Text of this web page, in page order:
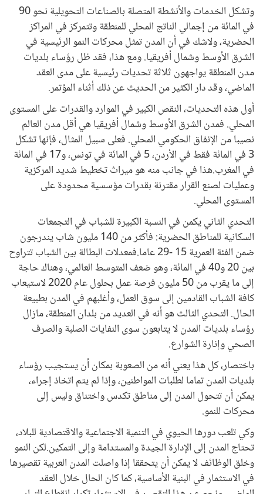
وتشكل الخدمات والأنشطة المتصلة بالصناعات التحويلية نحو 90
في المائة من إجمالي الناتج المحلي للمنطقة وتتمركز في المراكز
الحضرية، ولاشك في أن المدن تمثل محركات النمو الرئيسية في
الشرق الأوسط وشمال أفريقيا. ومع هذا، فقد ظل رؤساء بلديات
مدن المنطقة يواجهون ثلاثة تحديات رئيسية على مدى العقد
الماضي، وقد دار الكثير من الحديث عن ذلك أثناء المؤتمر.
أول هذه التحديات، النقص الكبير في الموارد والقدرات على المستوى
المحلي. فمدن الشرق الأوسط وشمال أفريقيا هي أقل مدن العالم
نصيبا من الإنفاق الحكومي المحلي. فعلى سبيل المثال، فإنها تشكل
3 في المائة فقط في الأردن، 5 في المائة في تونس، و17 في المائة
في المغرب.هذا في جانب منه هو ميراث تخطيط شديد المركزية
وعمليات لصنع القرار مقترنة بقدرات مؤسسية محدودة على
المستوى المحلي.
التحدي الثاني يكمن في النسبة الكبيرة للشباب في التجمعات
السكانية للمناطق الحضرية: فأكثر من 140 مليون شاب يندرجون
ضمن الفئة العمرية 15 -29 عاما.فمعدلات البطالة بين الشباب تتراوح
بين 20 و40 في المائة، وهو ضعف المتوسط العالمي، وهناك حاجة
إلى ما يقرب من 50 مليون فرصة عمل بحلول عام 2020 لاستيعاب
كافة الشباب القادمين إلى سوق العمل، وأغلبهم في المدن بطبيعة
الحال. التحدي الثالث هو أنه في العديد من بلدان المنطقة، مازال
رؤساء بلديات المدن لا يتابعون سوى النفايات الصلبة والصرف
الصحي وإنارة الشوارع.
باختصار، كل هذا يعني أنه من الصعوبة بمكان أن يستجيب رؤساء
بلديات المدن تماما لطلبات المواطنين، وإذا لم يتم اتخاذ إجراء،
يمكن أن تتحول المدن إلى مناطق تكدس واختناق وليس إلى
محركات للنمو.
وكي تلعب دورها الحيوي في التنمية الاجتماعية والاقتصادية للبلاد،
تحتاج المدن إلى الإدارة الجيدة والمستدامة وإلى التمكين.لكن النمو
وخلق الوظائف لا يمكن أن يتحققا إذا واصلت المدن العربية تقصيرها
في الاستثمار في البنية الأساسية، كما كان الحال خلال العقد